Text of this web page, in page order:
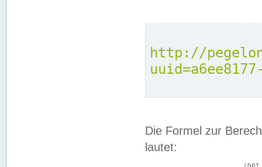
http://
Die Formel zur
lautet: